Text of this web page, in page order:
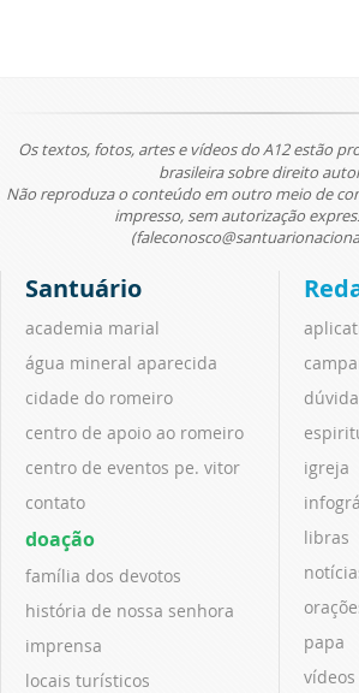
Os textos, fotos, artes e vídeos do A12 estão
brasileira sobre direito
Não reproduza o conteúdo em outro meio de
impresso, sem autorização
Santuário
academia marial
água mineral aparecida
cidade do romeiro
centro de apoio ao romeiro
centro de eventos pe. vitor
contato
doação
família dos devotos
história de nossa senhora
imprensa
locais turísticos
igreja
libras
papa
vídeos